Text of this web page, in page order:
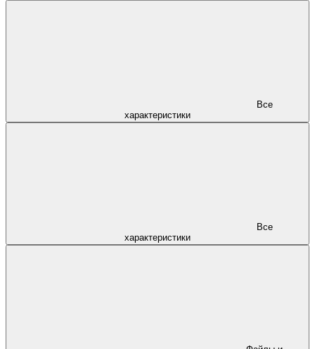
характеристики
характеристики